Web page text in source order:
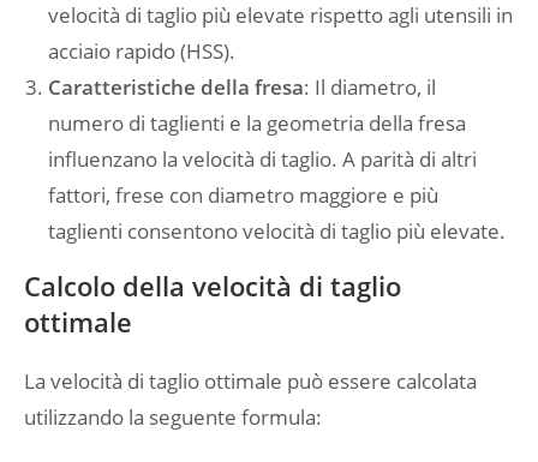
velocità di taglio più elevate rispetto agli utensili in
acciaio rapido (HSS).
Caratteristiche della fresa: Il diametro, il
numero di taglienti e la geometria della fresa
influenzano la velocità di taglio. A parità di altri
fattori, frese con diametro maggiore e più
taglienti consentono velocità di taglio più elevate.
Calcolo della velocità di taglio
ottimale
La velocità di taglio ottimale può essere calcolata
utilizzando la seguente formula: